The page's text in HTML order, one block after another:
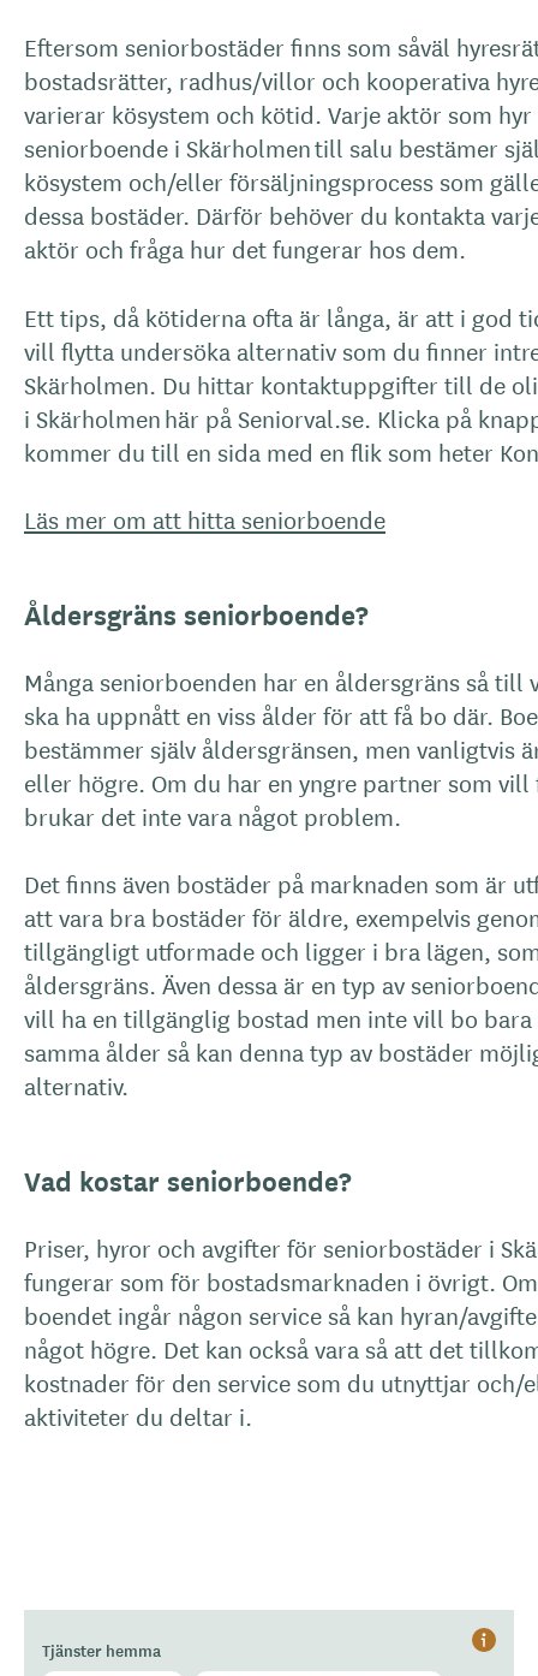
Hjälp
Tjänster hemma
Eftersom seniorbostäder finns som såväl
bostadsrätter, radhus/villor och kooperativa
varierar kösystem och kötid. Varje aktör som
seniorboende i Skärholmen till salu bestämer
kösystem och/eller försäljningsprocess som
dessa bostäder. Därför behöver du kontakta
aktör och fråga hur det fungerar hos dem.
Ett tips, då kötiderna ofta är långa, är att i god
vill flytta undersöka alternativ som du finner
Skärholmen. Du hittar kontaktuppgifter till de
i Skärholmen här på Seniorval.se. Klicka på
kommer du till en sida med en flik som heter
Läs mer om att hitta seniorboende
Åldersgräns seniorboende?
Många seniorboenden har en åldersgräns så till
ska ha uppnått en viss ålder för att få bo där.
bestämmer själv åldersgränsen, men vanligtvis
eller högre. Om du har en yngre partner som
brukar det inte vara något problem.
Det finns även bostäder på marknaden som är
att vara bra bostäder för äldre, exempelvis
tillgängligt utformade och ligger i bra lägen,
åldersgräns. Även dessa är en typ av
vill ha en tillgänglig bostad men inte vill bo
samma ålder så kan denna typ av bostäder
alternativ.
Vad kostar seniorboende?
Priser, hyror och avgifter för seniorbostäder i
fungerar som för bostadsmarknaden i övrigt.
boendet ingår någon service så kan hyran/
något högre. Det kan också vara så att det
kostnader för den service som du utnyttjar och/
aktiviteter du deltar i.